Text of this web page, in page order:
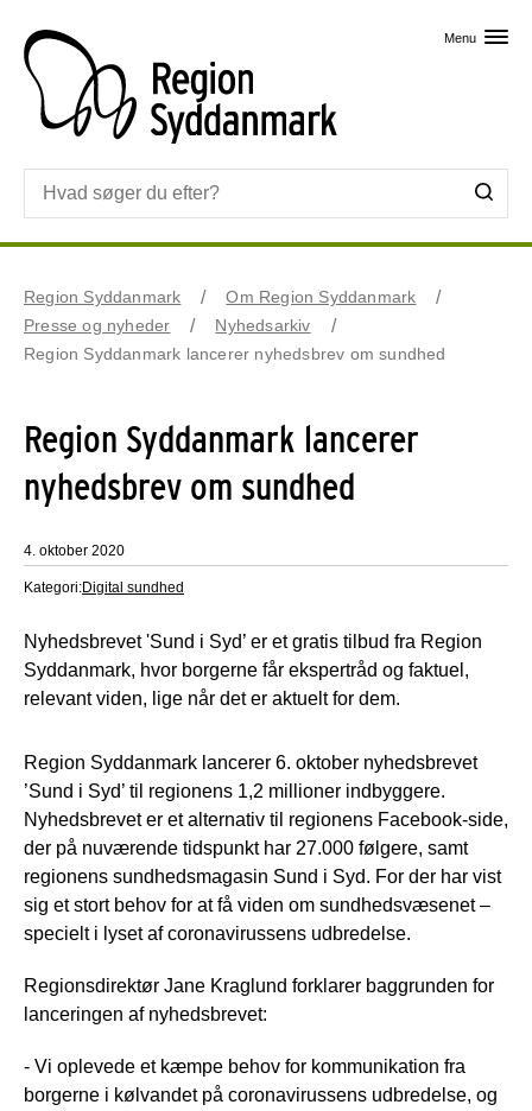
Menu
Region Syddanmark
Om Region Syddanmark
Presse og nyheder
Nyhedsarkiv
Region Syddanmark lancerer nyhedsbrev om sundhed
Region Syddanmark lancerer
nyhedsbrev om sundhed
4. oktober 2020
Kategori:Digital sundhed
Nyhedsbrevet 'Sund i Syd’ er et gratis tilbud fra Region
Syddanmark, hvor borgerne får ekspertråd og faktuel,
relevant viden, lige når det er aktuelt for dem.
Region Syddanmark lancerer 6. oktober nyhedsbrevet
’Sund i Syd’ til regionens 1,2 millioner indbyggere.
Nyhedsbrevet er et alternativ til regionens Facebook-side,
der på nuværende tidspunkt har 27.000 følgere, samt
regionens sundhedsmagasin Sund i Syd. For der har vist
sig et stort behov for at få viden om sundhedsvæsenet –
specielt i lyset af coronavirussens udbredelse.
Regionsdirektør Jane Kraglund forklarer baggrunden for
lanceringen af nyhedsbrevet:
- Vi oplevede et kæmpe behov for kommunikation fra
borgerne i kølvandet på coronavirussens udbredelse, og